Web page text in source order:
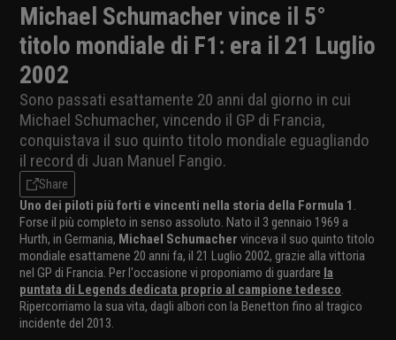
Michael Schumacher vince il 5°
titolo mondiale di F1: era il 21 Luglio
2002
Sono passati esattamente 20 anni dal giorno in cui
Michael Schumacher, vincendo il GP di Francia,
conquistava il suo quinto titolo mondiale eguagliando
il record di Juan Manuel Fangio.
Share
Uno dei piloti più forti e vincenti nella storia della Formula 1 .
Forse il più completo in senso assoluto. Nato il 3 gennaio 1969 a
Hurth, in Germania, Michael Schumacher vinceva il suo quinto titolo
mondiale esattamene 20 anni fa, il 21 Luglio 2002, grazie alla vittoria
nel GP di Francia. Per l'occasione vi proponiamo di guardare la
puntata di Legends dedicata proprio al campione tedesco.
Ripercorriamo la sua vita, dagli albori con la Benetton fino al tragico
incidente del 2013.